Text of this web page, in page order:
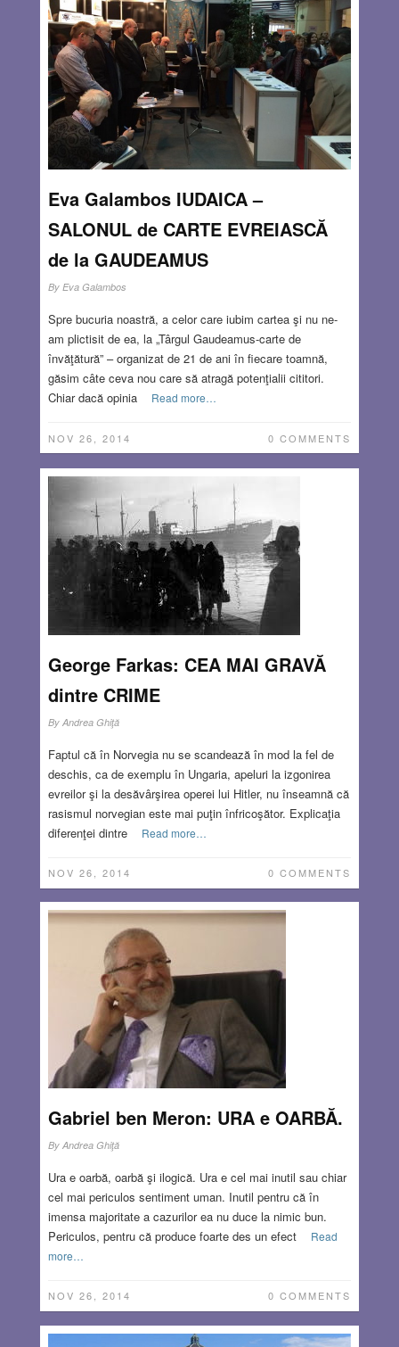
Eva Galambos IUDAICA –
SALONUL de CARTE EVREIASCĂ
de la GAUDEAMUS
By Eva Galambos
Spre bucuria noastră, a celor care iubim cartea şi nu ne-
am plictisit de ea, la „Târgul Gaudeamus-carte de
învăţătură” – organizat de 21 de ani în fiecare toamnă,
găsim câte ceva nou care să atragă potenţialii cititori.
Chiar dacă opinia
Read more…
NOV 26, 2014 0 COMMENTS
George Farkas: CEA MAI GRAVĂ
dintre CRIME
By Andrea Ghiţă
Faptul că în Norvegia nu se scandează în mod la fel de
deschis, ca de exemplu în Ungaria, apeluri la izgonirea
evreilor şi la desăvârşirea operei lui Hitler, nu înseamnă că
rasismul norvegian este mai puţin înfricoşător. Explicaţia
diferenţei dintre
Read more…
NOV 26, 2014 0 COMMENTS
Gabriel ben Meron: URA e OARBĂ.
By Andrea Ghiţă
Ura e oarbă, oarbă şi ilogică. Ura e cel mai inutil sau chiar
cel mai periculos sentiment uman. Inutil pentru că în
imensa majoritate a cazurilor ea nu duce la nimic bun.
Periculos, pentru că produce foarte des un efect
Read
more…
NOV 26, 2014 0 COMMENTS